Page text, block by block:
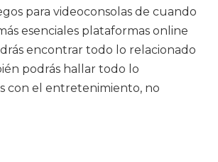
para videoconsolas de cuando
esenciales plataformas online
encontrar todo lo relacionado
podrás hallar todo lo
con el entretenimiento, no